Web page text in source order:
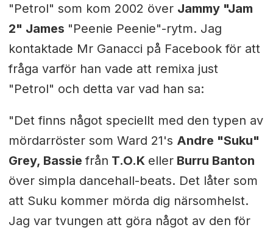
"Petrol" som kom 2002 över Jammy "Jam
2" James "Peenie Peenie"-rytm. Jag
kontaktade Mr Ganacci på Facebook för att
fråga varför han vade att remixa just
"Petrol" och detta var vad han sa:
"Det finns något speciellt med den typen av
mördarröster som Ward 21's Andre "Suku"
Grey, Bassiefrån T.O.K ellerBurru Banton
över simpla dancehall-beats. Det låter som
att Suku kommer mörda dig närsomhelst.
Jag var tvungen att göra något av den för